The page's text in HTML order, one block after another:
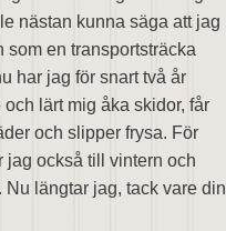
nästan kunna säga att jag
som en transportsträcka
har jag för snart två år
lärt mig åka skidor, får
och slipper frysa. För
jag också till vintern och
längtar jag, tack vare din